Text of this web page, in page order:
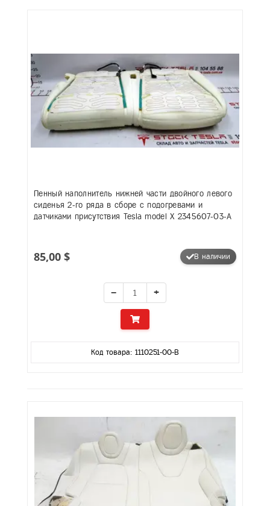
Пенный наполнитель нижней части двойного левого
сиденья 2-го ряда в сборе с подогревами и
датчиками присутствия Tesla model X 2345607-03-A
85,00 $ В наличии
− +
Код товара: 1110251-00-B